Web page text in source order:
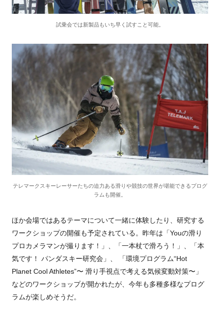
試乗会では新製品もいち早く試すこと可能。
テレマークスキーレーサーたちの迫力ある滑りや競技の世界が堪能できるプログ
ラムも開催。
ほか会場ではあるテーマについて一緒に体験したり、研究する
ワークショップの開催も予定されている。昨年は「Youの滑り
プロカメラマンが撮ります！」、「一本杖で滑ろう！」、「本
気です！ パンダスキー研究会」、 「環境プログラム“Hot
Planet Cool Athletes”〜 滑り手視点で考える気候変動対策〜」
などのワークショップが開かれたが、今年も多種多様なプログ
ラムが楽しめそうだ。